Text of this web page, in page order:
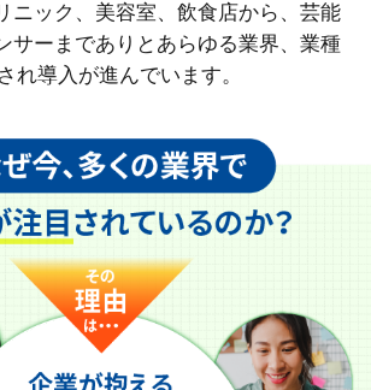
ニック、美容室、飲食店から、芸能
サーまでありとあらゆる業界、業種
れ導入が進んでいます。